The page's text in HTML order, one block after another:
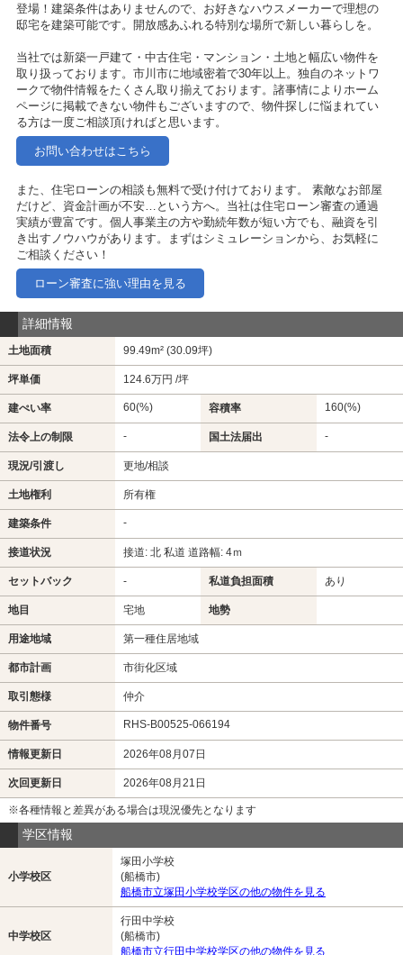
登場！建築条件はありませんので、お好きなハウスメーカーで理想の
邸宅を建築可能です。開放感あふれる特別な場所で新しい暮らしを。
当社では新築一戸建て・中古住宅・マンション・土地と幅広い物件を
取り扱っております。市川市に地域密着で30年以上。独自のネットワ
ークで物件情報をたくさん取り揃えております。諸事情によりホーム
ページに掲載できない物件もございますので、物件探しに悩まれてい
る方は一度ご相談頂ければと思います。
お問い合わせはこちら
また、住宅ローンの相談も無料で受け付けております。 素敵なお部屋
だけど、資金計画が不安…という方へ。当社は住宅ローン審査の通過
実績が豊富です。個人事業主の方や勤続年数が短い方でも、融資を引
き出すノウハウがあります。まずはシミュレーションから、お気軽に
ご相談ください！
ローン審査に強い理由を見る
詳細情報
土地面積 99.49m² (30.09坪)
坪単価 124.6万円 /坪
建ぺい率 60(%) 容積率 160(%)
法令上の制限 - 国土法届出 -
現況/引渡し 更地/相談
土地権利 所有権
建築条件 -
接道状況 接道: 北 私道 道路幅: 4ｍ
セットバック - 私道負担面積 あり
地目 宅地 地勢
用途地域 第一種住居地域
都市計画 市街化区域
取引態様 仲介
物件番号 RHS-B00525-066194
情報更新日 2026年08月07日
次回更新日 2026年08月21日
※各種情報と差異がある場合は現況優先となります
学区情報
小学校区
塚田小学校
(船橋市)
船橋市立塚田小学校学区の他の物件を見る
中学校区
行田中学校
(船橋市)
船橋市立行田中学校学区の他の物件を見る